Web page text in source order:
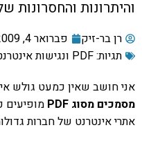
והיתרונות והחסרונות
רן בר-זיק פברואר 4, 2009
תגיות:PDF ונגישות אינטרנט
אני חושב שאין כמעט גולש
מסמכים מסוג PDF
מופיעים
אתרי אינטרנט של חברות